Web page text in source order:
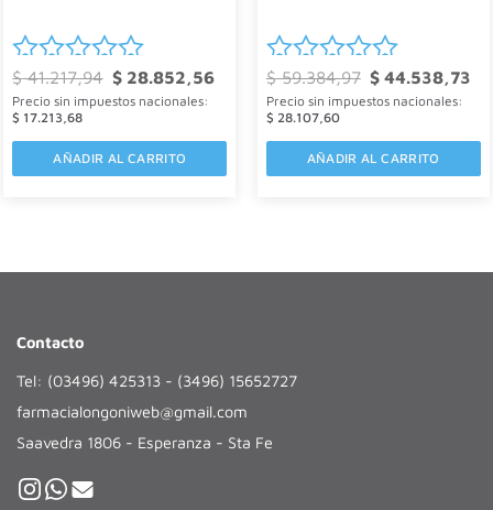
Valorado
con
0
$41.217,94 El
precio
original
$28.852,56El
precio
Precio sin impuestos nacionales:
$ 17.213,68
AÑADIR AL CARRITO
Valorado
con
0
$59.384,97 El
precio
original
$44.538,73
Precio sin impuestos nacionales:
$ 28.107,60
AÑADIR AL CARRITO
Contacto
Tel: (03496) 425313 - (3496) 15652727
farmacialongoniweb@gmail.com
Saavedra 1806 - Esperanza - Sta Fe